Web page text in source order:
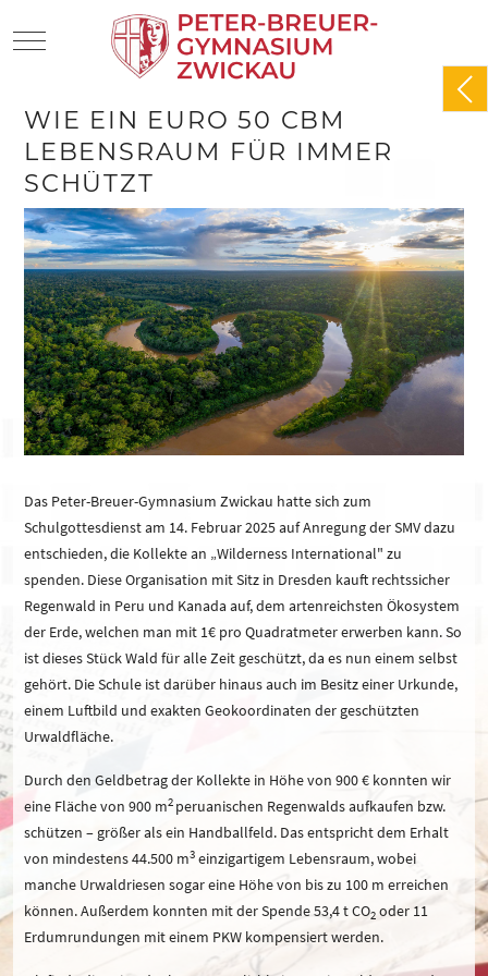
Mobile Menu Toggle
WIE EIN EURO 50 CBM
LEBENSRAUM FÜR IMMER
SCHÜTZT
Das Peter-Breuer-Gymnasium Zwickau hatte sich zum
Schulgottesdienst am 14. Februar 2025 auf Anregung der SMV dazu
entschieden, die Kollekte an „Wilderness International" zu
spenden. Diese Organisation mit Sitz in Dresden kauft rechtssicher
Regenwald in Peru und Kanada auf, dem artenreichsten Ökosystem
der Erde, welchen man mit 1€ pro Quadratmeter erwerben kann. So
ist dieses Stück Wald für alle Zeit geschützt, da es nun einem selbst
gehört. Die Schule ist darüber hinaus auch im Besitz einer Urkunde,
einem Luftbild und exakten Geokoordinaten der geschützten
Urwaldfläche.
Durch den Geldbetrag der Kollekte in Höhe von 900 € konnten wir
eine Fläche von 900 m2 peruanischen Regenwalds aufkaufen bzw.
schützen – größer als ein Handballfeld. Das entspricht dem Erhalt
von mindestens 44.500 m3 einzigartigem Lebensraum, wobei
manche Urwaldriesen sogar eine Höhe von bis zu 100 m erreichen
können. Außerdem konnten mit der Spende 53,4 t CO2 oder 11
Erdumrundungen mit einem PKW kompensiert werden.